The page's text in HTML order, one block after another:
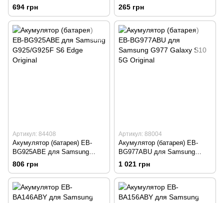
G388F/G389F Galaxy X-Cover
3 Original
694 грн 265 грн
Артикул: 84408
Акумулятор (батарея) EB-
BG925ABE для Samsung
G925/G925F S6 Edge Original
806 грн
Артикул: 88004
Акумулятор (батарея) EB-
BG977ABU для Samsung
G977 Galaxy S10 5G Original
1 021 грн